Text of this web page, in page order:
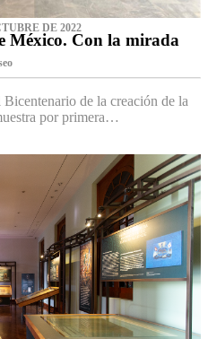
DE 2022
México. Con la mirada
de la creación de la
por primera…